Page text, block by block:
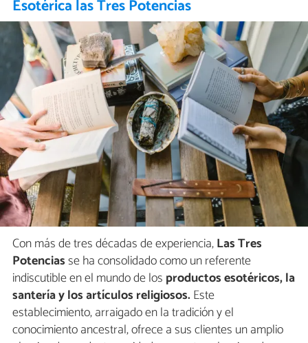
Esotérica las Tres Potencias
Con más de tres décadas de experiencia,Las Tres
Potenciasse ha consolidado como un referente
indiscutible en el mundo de los productos esotéricos, la
santería y los artículos religiosos.Este
establecimiento, arraigado en la tradición y el
conocimiento ancestral, ofrece a sus clientes un amplio